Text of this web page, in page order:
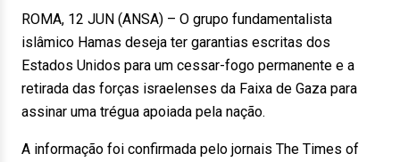
ROMA, 12 JUN (ANSA) – O grupo fundamentalista
islâmico Hamas deseja ter garantias escritas dos
Estados Unidos para um cessar-fogo permanente e a
retirada das forças israelenses da Faixa de Gaza para
assinar uma trégua apoiada pela nação.
A informação foi confirmada pelo jornais The Times of